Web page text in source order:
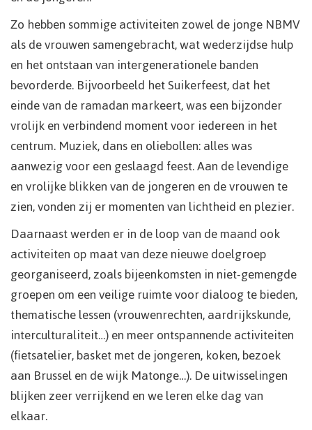
Zo hebben sommige activiteiten zowel de jonge NBMV
als de vrouwen samengebracht, wat wederzijdse hulp
en het ontstaan van intergenerationele banden
bevorderde. Bijvoorbeeld het Suikerfeest, dat het
einde van de ramadan markeert, was een bijzonder
vrolijk en verbindend moment voor iedereen in het
centrum. Muziek, dans en oliebollen: alles was
aanwezig voor een geslaagd feest. Aan de levendige
en vrolijke blikken van de jongeren en de vrouwen te
zien, vonden zij er momenten van lichtheid en plezier.
Daarnaast werden er in de loop van de maand ook
activiteiten op maat van deze nieuwe doelgroep
georganiseerd, zoals bijeenkomsten in niet-gemengde
groepen om een veilige ruimte voor dialoog te bieden,
thematische lessen (vrouwenrechten, aardrijkskunde,
interculturaliteit…) en meer ontspannende activiteiten
(fietsatelier, basket met de jongeren, koken, bezoek
aan Brussel en de wijk Matonge…). De uitwisselingen
blijken zeer verrijkend en we leren elke dag van
elkaar.